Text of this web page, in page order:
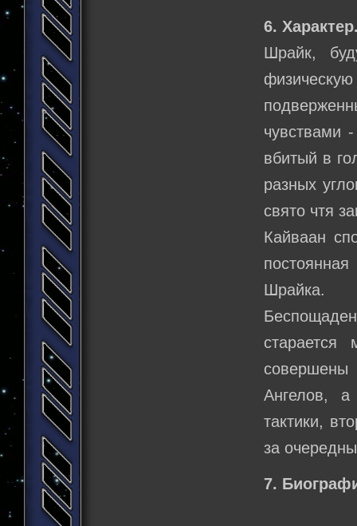
6.
Шрайк,
физическую
чувствами
вбитый в
разных
свято чтя
Кайваан
Шрайка.
старается
Ангелов, а
тактики,
за
7.